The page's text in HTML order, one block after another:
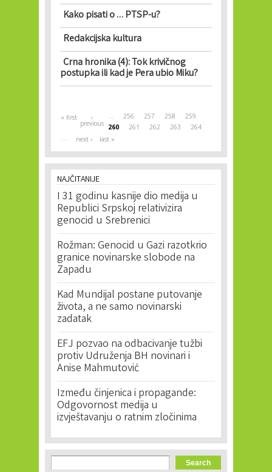
Kako pisati o … PTSP-u?
Redakcijska kultura
Crna hronika (4): Tok krivičnog
postupka ili kad je Pera ubio Miku?
Pages
« first ‹
previous
… 256 257 258
259
260
261 262 263
264
…
next › last »
NAJČITANIJE
I 31 godinu kasnije dio medija u
Republici Srpskoj relativizira
genocid u Srebrenici
Rožman: Genocid u Gazi razotkrio
granice novinarske slobode na
Zapadu
Kad Mundijal postane putovanje
života, a ne samo novinarski
zadatak
EFJ pozvao na odbacivanje tužbi
protiv Udruženja BH novinari i
Anise Mahmutović
Između činjenica i propagande:
Odgovornost medija u
izvještavanju o ratnim zločinima
Search form
Search